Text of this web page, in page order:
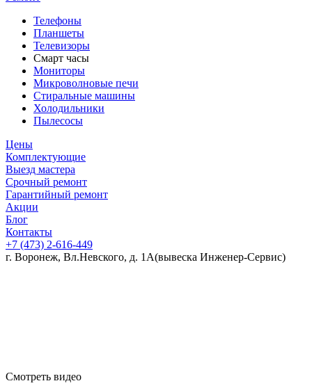
Телефоны
Планшеты
Телевизоры
Смарт часы
Мониторы
Микроволновые печи
Стиральные машины
Холодильники
Пылесосы
Цены
Комплектующие
Выезд мастера
Срочный ремонт
Гарантийный ремонт
Акции
Блог
Контакты
+7 (473) 2-616-449
г. Воронеж, Вл.Невского, д. 1А(вывеска Инженер-Сервис)
Смотреть видео